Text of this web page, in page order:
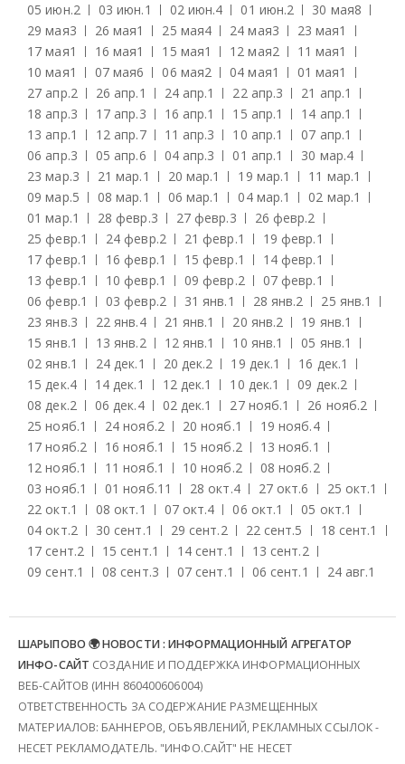
05 июн.2 03 июн.1 02 июн.4 01 июн.2 30 мая8
29 мая3 26 мая1 25 мая4 24 мая3 23 мая1
17 мая1 16 мая1 15 мая1 12 мая2 11 мая1
10 мая1 07 мая6 06 мая2 04 мая1 01 мая1
27 апр.2 26 апр.1 24 апр.1 22 апр.3 21 апр.1
18 апр.3 17 апр.3 16 апр.1 15 апр.1 14 апр.1
13 апр.1 12 апр.7 11 апр.3 10 апр.1 07 апр.1
06 апр.3 05 апр.6 04 апр.3 01 апр.1 30 мар.4
23 мар.3 21 мар.1 20 мар.1 19 мар.1 11 мар.1
09 мар.5 08 мар.1 06 мар.1 04 мар.1 02 мар.1
01 мар.1 28 февр.3 27 февр.3 26 февр.2
25 февр.1 24 февр.2 21 февр.1 19 февр.1
17 февр.1 16 февр.1 15 февр.1 14 февр.1
13 февр.1 10 февр.1 09 февр.2 07 февр.1
06 февр.1 03 февр.2 31 янв.1 28 янв.2 25 янв.1
23 янв.3 22 янв.4 21 янв.1 20 янв.2 19 янв.1
15 янв.1 13 янв.2 12 янв.1 10 янв.1 05 янв.1
02 янв.1 24 дек.1 20 дек.2 19 дек.1 16 дек.1
15 дек.4 14 дек.1 12 дек.1 10 дек.1 09 дек.2
08 дек.2 06 дек.4 02 дек.1 27 нояб.1 26 нояб.2
25 нояб.1 24 нояб.2 20 нояб.1 19 нояб.4
17 нояб.2 16 нояб.1 15 нояб.2 13 нояб.1
12 нояб.1 11 нояб.1 10 нояб.2 08 нояб.2
03 нояб.1 01 нояб.11 28 окт.4 27 окт.6 25 окт.1
22 окт.1 08 окт.1 07 окт.4 06 окт.1 05 окт.1
04 окт.2 30 сент.1 29 сент.2 22 сент.5 18 сент.1
17 сент.2 15 сент.1 14 сент.1 13 сент.2
09 сент.1 08 сент.3 07 сент.1 06 сент.1 24 авг.1
ШАРЫПОВО 🌍 НОВОСТИ : ИНФОРМАЦИОННЫЙ АГРЕГАТОР
ИНФО-САЙТ СОЗДАНИЕ И ПОДДЕРЖКА ИНФОРМАЦИОННЫХ
ВЕБ-САЙТОВ (ИНН 860400606004)
ОТВЕТСТВЕННОСТЬ ЗА СОДЕРЖАНИЕ РАЗМЕЩЕННЫХ
МАТЕРИАЛОВ: БАННЕРОВ, ОБЪЯВЛЕНИЙ, РЕКЛАМНЫХ ССЫЛОК -
НЕСЕТ РЕКЛАМОДАТЕЛЬ. "ИНФО.САЙТ" НЕ НЕСЕТ